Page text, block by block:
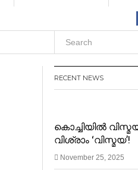
RECENT NEWS
കൊച്ചിയിൽ
വിശ്രാം ‘വിസ്മയ’!
November 25, 2025